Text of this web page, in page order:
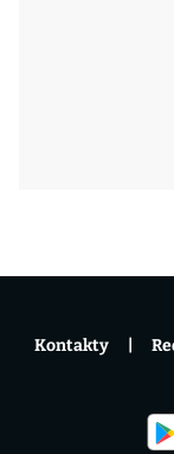
Kontakty